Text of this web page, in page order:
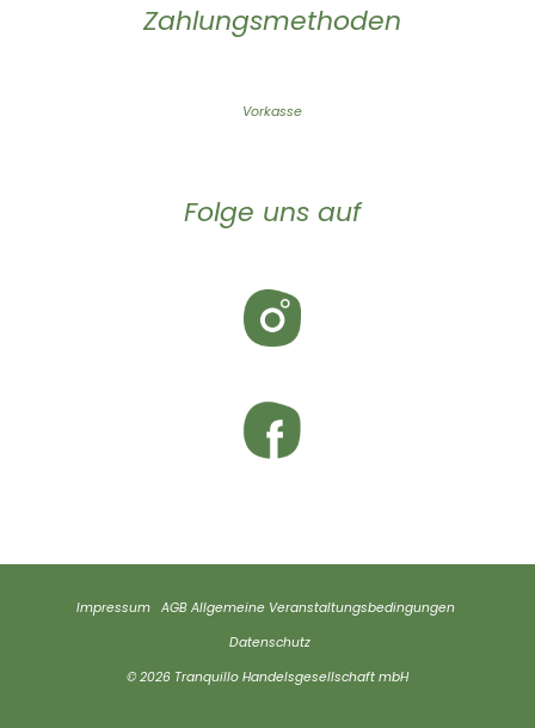
Zahlungsmethoden
Vorkasse
Folge uns auf
Impressum AGB Allgemeine Veranstaltungsbedingungen
Datenschutz
© 2026 Tranquillo Handelsgesellschaft mbH